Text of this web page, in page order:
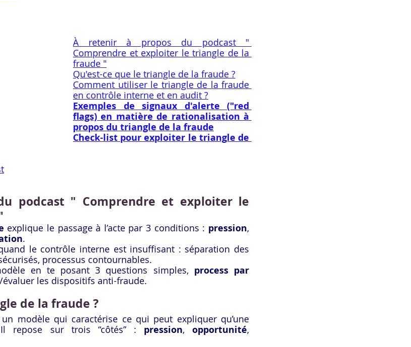
À retenir à propos du podcast "
Comprendre et exploiter le triangle de la
fraude "
Qu'est-ce que le triangle de la fraude ?
Comment utiliser le triangle de la fraude
en contrôle interne et en audit ?
Exemples de signaux d'alerte ("red
flags) en matière de rationalisation à
propos du triangle de la fraude
Check-list pour exploiter le triangle de
podcast " Comprendre et exploiter le
explique le passage à l’acte par 3 conditions : pression
.
le contrôle interne est insuffisant : séparation des
processus contournables.
en te posant 3 questions simples, process par
les dispositifs anti-fraude.
de la fraude ?
modèle qui caractérise ce qui peut expliquer qu’une
repose sur trois “côtés” : pression, opportunité